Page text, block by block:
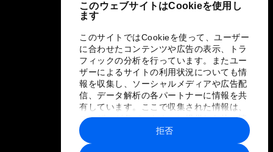
このウェブサイトはCookieを使用し
ます
このサイトではCookieを使って、ユーザー
に合わせたコンテンツや広告の表示、トラ
フィックの分析を行っています。またユー
ザーによるサイトの利用状況についても情
報を収集し、ソーシャルメディアや広告配
信、データ解析の各パートナーに情報を共
有しています。ここで収集された情報は、
ユーザーが各パートナーに提供した他の情
報や各パートナーのサービスを使用した際
に収集された情報と組み合わされ、各パー
拒否